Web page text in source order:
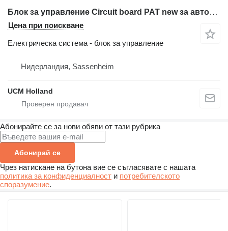
Блок за управление Circuit board PAT new за автокран
Цена при поискване
Електрическа система - блок за управление
Нидерландия, Sassenheim
UCM Holland
Абонирайте се за нови обяви от тази рубрика
Абонирай се
Чрез натискане на бутона вие се съгласявате с нашата
политика за конфиденциалност и потребителското
споразумение.